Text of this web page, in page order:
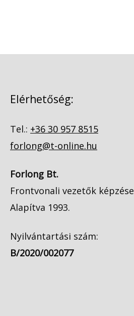
Elérhetőség:
Tel.: +36 30 957 8515
forlong@t-online.hu
Forlong Bt.
Frontvonali vezetők képzése
Alapítva 1993.
Nyilvántartási szám:
B/2020/002077